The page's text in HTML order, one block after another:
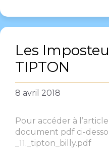
Les
TIPTON
8 avril 2018
Pour accéder à
document pdf ci-
_11._tipton_billy.pdf